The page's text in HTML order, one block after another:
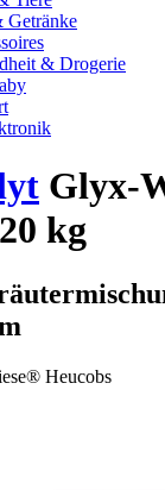
Getränke
& Drogerie
Glyx-
kg
Heucobs